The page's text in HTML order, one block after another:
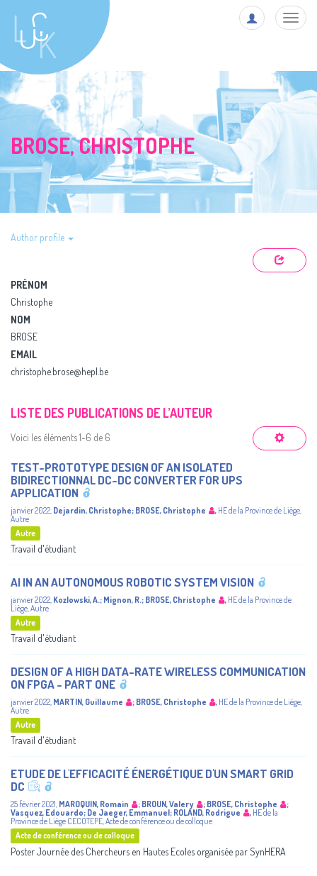
BROSE, CHRISTOPHE
Author profile
PRÉNOM
Christophe
NOM
BROSE
EMAIL
christophe.brose@hepl.be
LISTE DES PUBLICATIONS DE L’AUTEUR
Voici les éléments 1-6 de 6
TEST-PROTOTYPE DESIGN OF AN ISOLATED
BIDIRECTIONNAL DC-DC CONVERTER FOR UPS
APPLICATION
janvier 2022, Dejardin, Christophe; BROSE, Christophe , HE de la Province de Liège,
Autre
Autre
Travail d'étudiant
AI IN AN AUTONOMOUS ROBOTIC SYSTEM VISION
janvier 2022, Kozlowski, A.; Mignon, R.; BROSE, Christophe , HE de la Province de
Liège,Autre
Autre
Travail d'étudiant
DESIGN OF A HIGH DATA-RATE WIRELESS COMMUNICATION
ON FPGA - PART ONE
janvier 2022, MARTIN, Guillaume ; BROSE, Christophe , HE de la Province de Liège,
Autre
Autre
Travail d'étudiant
ETUDE DE L'EFFICACITÉ ÉNERGÉTIQUE D'UN SMART GRID
DC
25 février 2021, MAROQUIN, Romain ; BROUN, Valery ; BROSE, Christophe
;
Vasquez, Edouardo; De Jaeger, Emmanuel; ROLAND, Rodrigue , HE de la
Province de Liège CECOTEPE,Acte de conférence ou de colloque
Acte de conférence ou de colloque
Poster Journée des Chercheurs en Hautes Ecoles organisée par SynHERA